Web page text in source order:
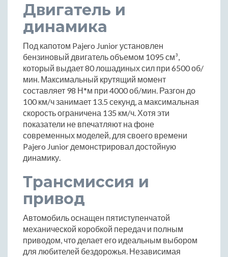
Двигатель и
динамика
Под капотом Pajero Junior установлен
бензиновый двигатель объемом 1095 см³,
который выдает 80 лошадиных сил при 6500 об/
мин. Максимальный крутящий момент
составляет 98 Н*м при 4000 об/мин. Разгон до
100 км/ч занимает 13.5 секунд, а максимальная
скорость ограничена 135 км/ч. Хотя эти
показатели не впечатляют на фоне
современных моделей, для своего времени
Pajero Junior демонстрировал достойную
динамику.
Трансмиссия и
привод
Автомобиль оснащен пятиступенчатой
механической коробкой передач и полным
приводом, что делает его идеальным выбором
для любителей бездорожья. Независимая